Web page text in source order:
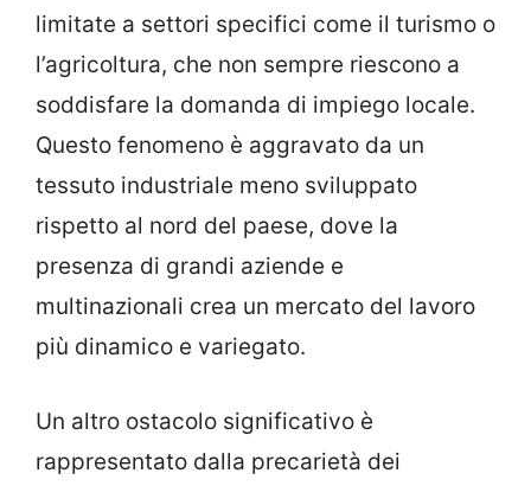
limitate a settori specifici come il turismo o
l’agricoltura, che non sempre riescono a
soddisfare la domanda di impiego locale.
Questo fenomeno è aggravato da un
tessuto industriale meno sviluppato
rispetto al nord del paese, dove la
presenza di grandi aziende e
multinazionali crea un mercato del lavoro
più dinamico e variegato.
Un altro ostacolo significativo è
rappresentato dalla precarietà dei